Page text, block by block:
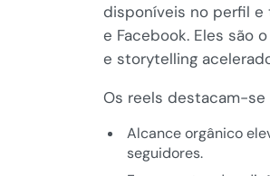
disponíveis no perfil e
e Facebook. Eles são
e storytelling
Os reels destacam-se
Alcance orgânico
seguidores.